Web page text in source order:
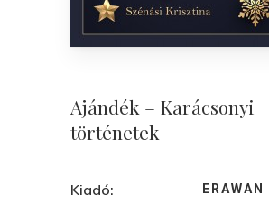
Ajándék – Karácsonyi
történetek
Kiadó: ERAWAN